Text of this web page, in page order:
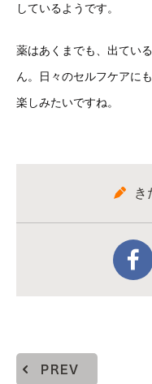
しているようです。
薬はあくまでも、出てい
ん。日々のセルフケアに
楽しみたいですね。
き
PREV